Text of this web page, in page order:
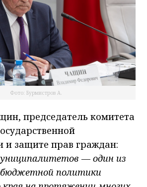
Фото: Бурмистров А.
председатель комитета
и защите прав граждан:
— один из
политики